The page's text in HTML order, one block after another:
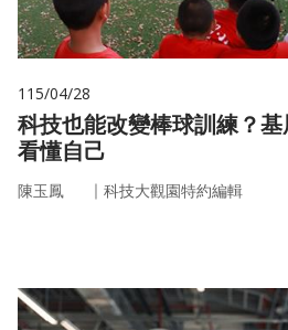
115/04/28
科技也能改變棒球訓練？
看懂自己
陳玉鳳 ｜ 科技大觀園特約編輯